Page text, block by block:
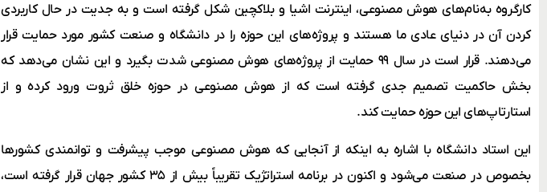
کارگروه به‌نام‌های هوش مصنوعی، اینترنت اشیا و بلاکچین شکل گرفته است و به جدیت در حال کاربردی
کردن آن در دنیای عادی ما هستند و پروژه‌های این حوزه را در دانشگاه و صنعت کشور مورد حمایت قرار
می‌دهند. قرار است در سال ۹۹ حمایت از پروژه‌های هوش مصنوعی شدت بگیرد و این نشان می‌دهد که
بخش حاکمیت تصمیم جدی گرفته است که از هوش مصنوعی در حوزه خلق ثروت ورود کرده و از
استارتاپ‌های این حوزه حمایت کند.
این استاد دانشگاه با اشاره به اینکه از آنجایی که هوش مصنوعی موجب پیشرفت و توانمندی کشورها
بخصوص در صنعت می‌شود و اکنون در برنامه استراتژیک تقریباً بیش از ۳۵ کشور جهان قرار گرفته است،